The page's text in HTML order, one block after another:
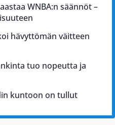
WNBA:n säännöt –
hävyttömän väitteen
tuo nopeutta ja
kuntoon on tullut